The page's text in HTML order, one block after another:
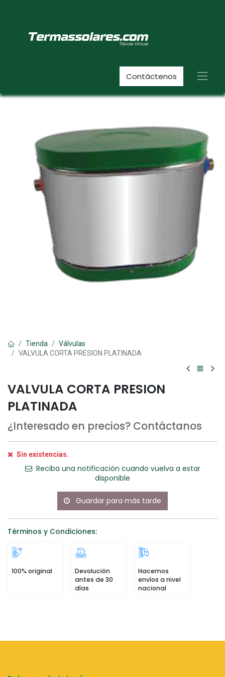
Contáctenos
Tienda
Válvulas
VALVULA CORTA PRESION PLATINADA
VALVULA CORTA PRESION
PLATINADA
¿Interesado en precios? Contáctanos
Sin existencias.
Reciba una notificación cuando vuelva a estar
disponible
Guardar para más tarde
Términos y Condiciones:
100% original
Devolución
antes de 30
días
Hacemos
envíos a nivel
nacional